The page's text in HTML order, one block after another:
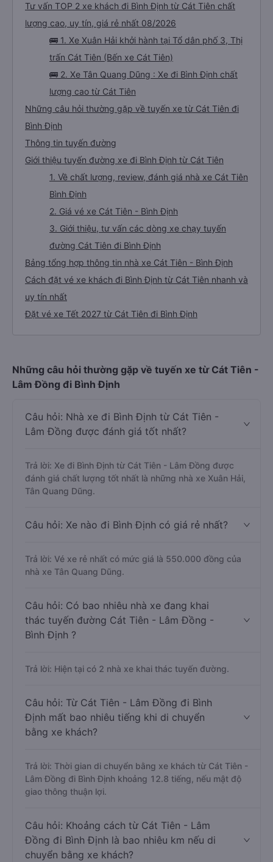
Tư vấn TOP 2 xe khách đi Bình Định từ Cát Tiên chất
lượng cao, uy tín, giá rẻ nhất 08/2026
🚌 1. Xe Xuân Hải khởi hành tại Tổ dân phố 3, Thị
trấn Cát Tiên (Bến xe Cát Tiên)
🚌 2. Xe Tân Quang Dũng : Xe đi Bình Định chất
lượng cao từ Cát Tiên
Những câu hỏi thường gặp về tuyến xe từ Cát Tiên đi
Bình Định
Thông tin tuyến đường
Giới thiệu tuyến đường xe đi Bình Định từ Cát Tiên
1. Về chất lượng, review, đánh giá nhà xe Cát Tiên
Bình Định
2. Giá vé xe Cát Tiên - Bình Định
3. Giới thiệu, tư vấn các dòng xe chạy tuyến
đường Cát Tiên đi Bình Định
Bảng tổng hợp thông tin nhà xe Cát Tiên - Bình Định
Cách đặt vé xe khách đi Bình Định từ Cát Tiên nhanh và
uy tín nhất
Đặt vé xe Tết 2027 từ Cát Tiên đi Bình Định
Những câu hỏi thường gặp về tuyến xe từ Cát Tiên -
Lâm Đồng đi Bình Định
Câu hỏi: Nhà xe đi Bình Định từ Cát Tiên -
Lâm Đồng được đánh giá tốt nhất?
Trả lời: Xe đi Bình Định từ Cát Tiên - Lâm Đồng được
đánh giá chất lượng tốt nhất là những nhà xe Xuân Hải,
Tân Quang Dũng.
Câu hỏi: Xe nào đi Bình Định có giá rẻ nhất?
Trả lời: Vé xe rẻ nhất có mức giá là 550.000 đồng của
nhà xe Tân Quang Dũng.
Câu hỏi: Có bao nhiêu nhà xe đang khai
thác tuyến đường Cát Tiên - Lâm Đồng -
Bình Định ?
Trả lời: Hiện tại có 2 nhà xe khai thác tuyến đường.
Câu hỏi: Từ Cát Tiên - Lâm Đồng đi Bình
Định mất bao nhiêu tiếng khi di chuyển
bằng xe khách?
Trả lời: Thời gian di chuyển bằng xe khách từ Cát Tiên -
Lâm Đồng đi Bình Định khoảng 12.8 tiếng, nếu mật độ
giao thông thuận lợi.
Câu hỏi: Khoảng cách từ Cát Tiên - Lâm
Đồng đi Bình Định là bao nhiêu km nếu di
chuyển bằng xe khách?